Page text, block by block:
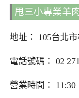
甩三小專業羊
地址： 105台北
電話號碼： 02
營業時間：